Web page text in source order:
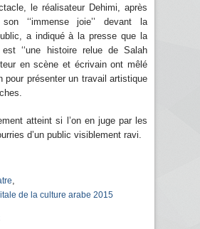
le réalisateur Dehimi, après
‘‘immense joie’’ devant la
a indiqué à la presse que la
‘‘une histoire relue de Salah
en scène et écrivain ont mêlé
pour présenter un travail artistique
atteint si l’on en juge par les
d’un public visiblement ravi.
de la culture arabe 2015